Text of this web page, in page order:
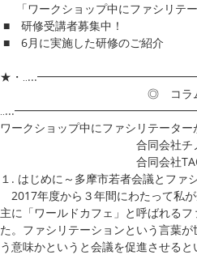
「ワークショップ中にファシリテ
■ 研修受講者募集中！
■ 6月に実施した研修のご紹介
★・
◎ コラム
ワークショップ中にファシリテータ
合同会社チノア
合同会社TAO
１. はじめに～多摩市若者会議とファ
2017年度から３年間にわたって私
主に「ワールドカフェ」と呼ばれる
た。ファシリテーションという言葉
う意味かというと会議を促進させる